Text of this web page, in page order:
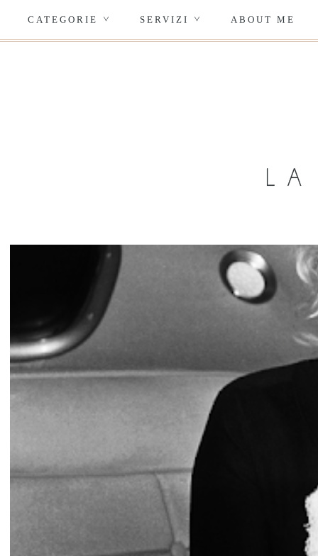
CATEGORIE > SERVIZI > ABOUT ME